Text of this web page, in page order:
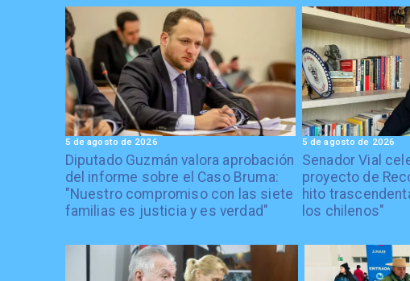
Diputado Guzmán valora aprobación
del informe sobre el Caso Bruma:
"Nuestro compromiso con las siete
familias es justicia y es verdad"
5 de agosto de 2026
Senador Vial
proyecto de
hito
los chilenos"
5 de agosto de 2026